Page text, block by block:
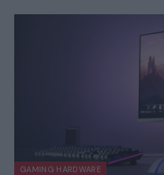
GAMING HARDWARE